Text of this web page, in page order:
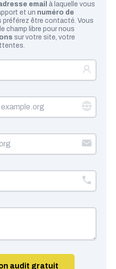
email à laquelle vous
et un numéro de
préférez être contacté. Vous
champ libre pour nous
sur votre site, votre
audit gratuit